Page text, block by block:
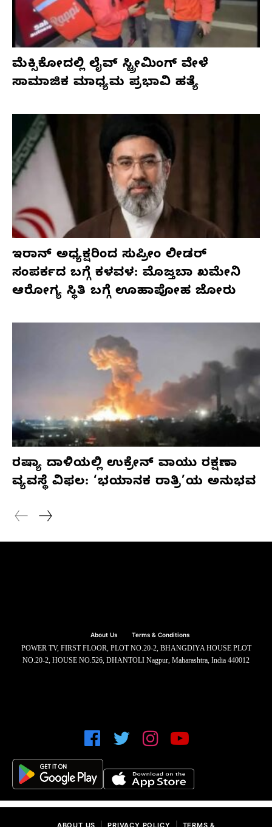
ಮೆಕ್ಸಿಕೋದಲ್ಲಿ ಲೈವ್ ಸ್ಟ್ರೀಮಿಂಗ್ ವೇಳೆ
ಸಾಮಾಜಿಕ ಮಾಧ್ಯಮ ಪ್ರಭಾವಿ ಹತ್ಯೆ
ಇರಾನ್ ಅಧ್ಯಕ್ಷರಿಂದ ಸುಪ್ರೀಂ ಲೀಡರ್
ಸಂಪರ್ಕದ ಬಗ್ಗೆ ಕಳವಳ: ಮೊಜ್ತಬಾ ಖಮೇನಿ
ಆರೋಗ್ಯ ಸ್ಥಿತಿ ಬಗ್ಗೆ ಊಹಾಪೋಹ ಜೋರು
ರಷ್ಯಾ ದಾಳಿಯಲ್ಲಿ ಉಕ್ರೇನ್ ವಾಯು ರಕ್ಷಣಾ
ವ್ಯವಸ್ಥೆ ವಿಫಲ: ‘ಭಯಾನಕ ರಾತ್ರಿ’ಯ ಅನುಭವ
About Us Terms & Conditions
POWER TV, FIRST FLOOR, PLOT NO.20-2, BHANGDIYA HOUSE PLOT
NO.20-2, HOUSE NO.526, DHANTOLI Nagpur, Maharashtra, India 440012